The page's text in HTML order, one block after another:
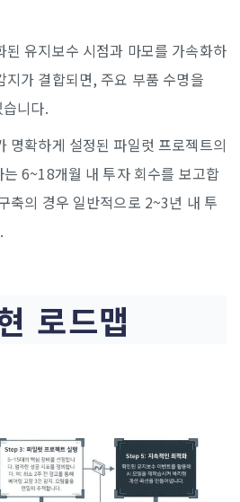
된 유지보수 시점과 마모를 가속화하
지가 결합되면, 주요 부품 수명을
니다.
명확하게 설정된 파일럿 프로젝트의
6~18개월 내 투자 회수를 보고합
축의 경우 일반적으로 2~3년 내 투
로드맵